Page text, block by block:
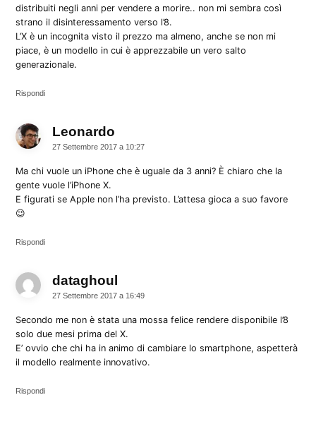
distribuiti negli anni per vendere a morire.. non mi sembra così
strano il disinteressamento verso l’8.
L’X è un incognita visto il prezzo ma almeno, anche se non mi
piace, è un modello in cui è apprezzabile un vero salto
generazionale.
Rispondi
Leonardo
27 Settembre 2017 a 10:27
Ma chi vuole un iPhone che è uguale da 3 anni? È chiaro che la
gente vuole l’iPhone X.
E figurati se Apple non l’ha previsto. L’attesa gioca a suo favore
😉
Rispondi
dataghoul
27 Settembre 2017 a 16:49
Secondo me non è stata una mossa felice rendere disponibile l’8
solo due mesi prima del X.
E’ ovvio che chi ha in animo di cambiare lo smartphone, aspetterà
il modello realmente innovativo.
Rispondi